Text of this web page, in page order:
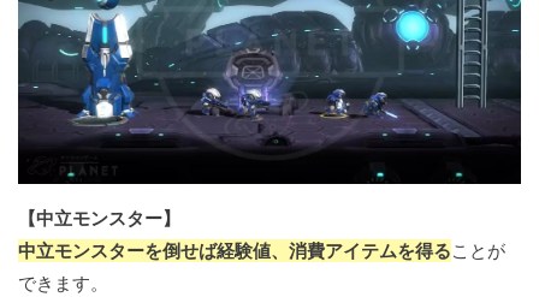
【中立モンスター】
中立モンスターを倒せば経験値、消費アイテムを得ることが
できます。